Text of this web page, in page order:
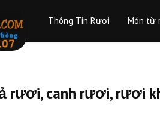
Thông Tin Rươi Món từ
rươi, canh rươi, rươi